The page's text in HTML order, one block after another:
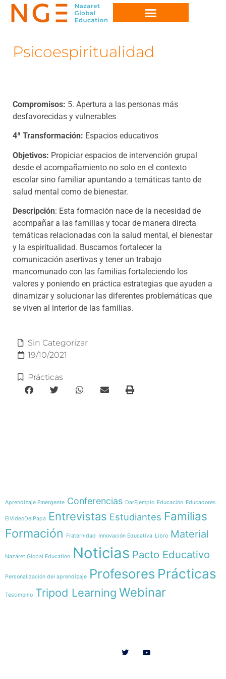
Psicoespiritualidad
Compromisos: 5. Apertura a las personas más
desfavorecidas y vulnerables
4ª Transformación: Espacios educativos
Objetivos: Propiciar espacios de intervención grupal
desde el acompañamiento no solo en el contexto
escolar sino familiar apuntando a temáticas tanto de
salud mental como de bienestar.
Descripción: Esta formación nace de la necesidad de
acompañar a las familias y tocar de manera directa
temáticas relacionadas con la salud mental, el bienestar
y la espiritualidad. Buscamos fortalecer la
comunicación asertivas y tener un trabajo
mancomunado con las familias fortaleciendo los
valores y poniendo en práctica estrategias que ayuden a
dinamizar y solucionar las diferentes problemáticas que
se viven al interior de las familias.
Sin Categorizar
19/10/2021
Prácticas
Aprendizaje Emergente Conferencias DarEjemplo Educación Educadores
ElVídeoDelPapa Entrevistas Estudiantes Familias
Formación
Fraternidad Innovación Educativa Libro Material
Nazaret Global Education Noticias Pacto Educativo
Personalización del aprendizaje Profesores Prácticas
Testimonio Tripod Learning Webinar